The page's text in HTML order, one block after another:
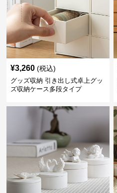
¥3,260 (税込)
グッズ収納 引き出し式卓上グッ
ズ収納ケース多段タイプ